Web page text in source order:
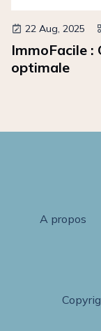
22 Aug, 2025
ImmoFacile
optimale
A propos